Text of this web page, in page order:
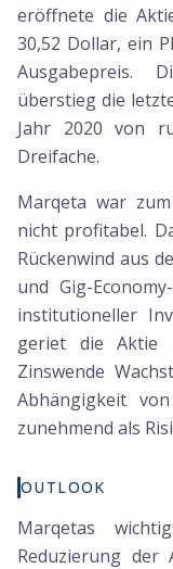
eröffnete die
30,52 Dollar, ein
Ausgabepreis.
überstieg die
Jahr 2020 von
Dreifache.
Marqeta war
nicht profitabel.
Rückenwind aus
und Gig-
institutioneller
geriet die Aktie
Zinswende
Abhängigkeit
zunehmend als
OUTLOOK
Marqetas
Reduzierung der